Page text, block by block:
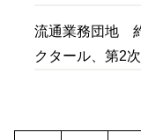
流通業務団地
クタール、第2